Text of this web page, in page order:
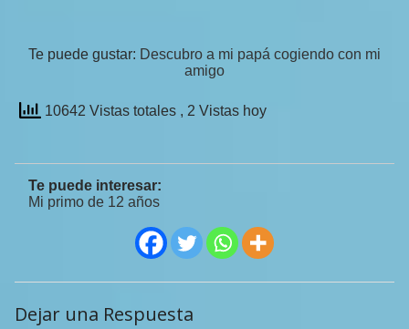
Te puede gustar: Descubro a mi papá cogiendo con mi
amigo
10642 Vistas totales , 2 Vistas hoy
Te puede interesar:
Mi primo de 12 años
Dejar una Respuesta